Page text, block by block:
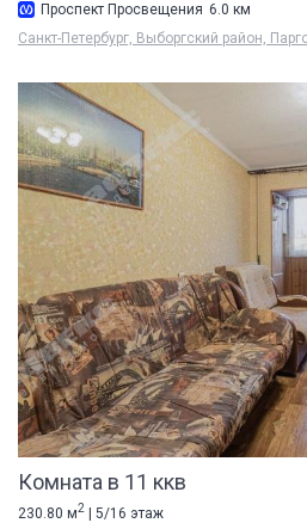
Проспект Просвещения 6.0 км
Санкт-Петербург, Выборгский район,
Комната в 11 ккв
230.80 м2 | 5/16 этаж